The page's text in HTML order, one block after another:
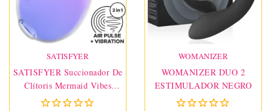
SATISFYER
SATISFYER Succionador De
Clítoris Mermaid Vibes
Violeta Y Rosa
WOMANIZER
WOMANIZER DUO 2
ESTIMULADOR NEGRO